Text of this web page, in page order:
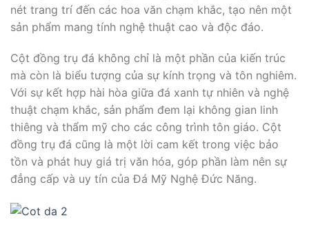
nét trang trí đến các hoa văn chạm khắc, tạo nên một
sản phẩm mang tính nghệ thuật cao và độc đáo.
Cột đồng trụ đá không chỉ là một phần của kiến trúc
mà còn là biểu tượng của sự kính trọng và tôn nghiêm.
Với sự kết hợp hài hòa giữa đá xanh tự nhiên và nghệ
thuật chạm khắc, sản phẩm đem lại không gian linh
thiêng và thẩm mỹ cho các công trình tôn giáo. Cột
đồng trụ đá cũng là một lời cam kết trong việc bảo
tồn và phát huy giá trị văn hóa, góp phần làm nên sự
đẳng cấp và uy tín của Đá Mỹ Nghệ Đức Năng.